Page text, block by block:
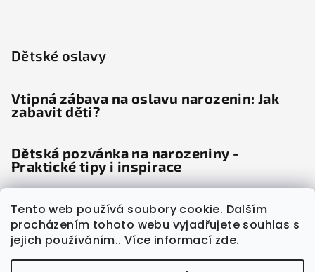
Tento web používá soubory cookie. Dalším
procházením tohoto webu vyjadřujete souhlas s
jejich používáním.. Více informací zde.
Dětské oslavy
Vtipná zábava na oslavu narozenin: Jak
zabavit děti?
Dětská pozvánka na narozeniny -
Praktické tipy i inspirace
Dětské noviny: Věda odhalila, proč děti
"šílí" radostí